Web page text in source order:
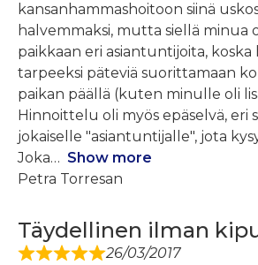
kansanhammashoitoon siinä
halvemmaksi, mutta siellä minua
paikkaan eri asiantuntijoita,
tarpeeksi päteviä suorittamaan
paikan päällä (kuten minulle oli
Hinnoittelu oli myös epäselvä, eri
jokaiselle "asiantuntijalle", jota
Joka
Show more
Petra Torresan
Täydellinen ilman
26/03/2017